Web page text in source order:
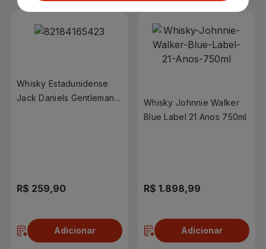
Whisky Estadunidense
Jack Daniels Gentleman
R$ 259,90
Adicionar
Whisky Johnnie Walker
Blue Label 21 Anos 750ml
R$ 1.898,99
Adicionar